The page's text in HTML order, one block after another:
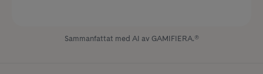
Sammanfattat med AI av GAMIFIERA.®